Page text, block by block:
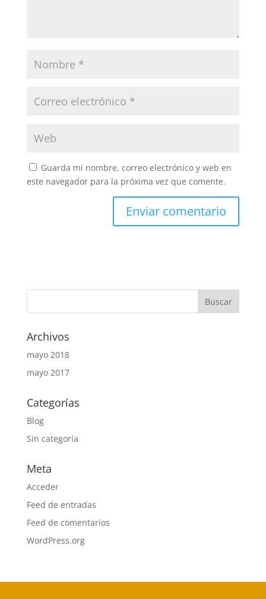
Guarda mi nombre, correo electrónico y web en
este navegador para la próxima vez que comente.
Archivos
mayo 2018
mayo 2017
Categorías
Blog
Sin categoría
Meta
Acceder
Feed de entradas
Feed de comentarios
WordPress.org